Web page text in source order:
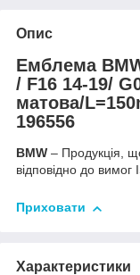
Опис
Емблема
/ F16 14-19/
матова/
196556
BMW – Продукція,
відповідно до вимог
Приховати
Характеристики